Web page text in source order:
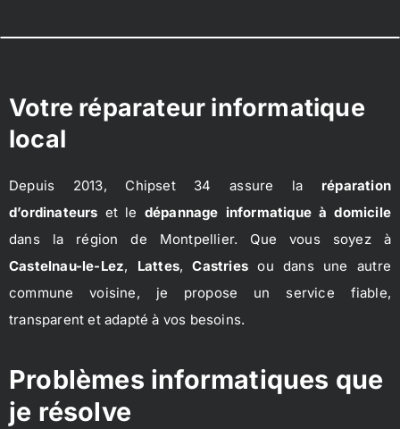
Votre réparateur informatique
local
Depuis 2013, Chipset 34 assure la réparation
d’ordinateurs et le dépannage informatique à domicile
dans la région de Montpellier. Que vous soyez à
Castelnau-le-Lez, Lattes,Castries ou dans une autre
commune voisine, je propose un service fiable,
transparent et adapté à vos besoins.
Problèmes informatiques que
je résolve